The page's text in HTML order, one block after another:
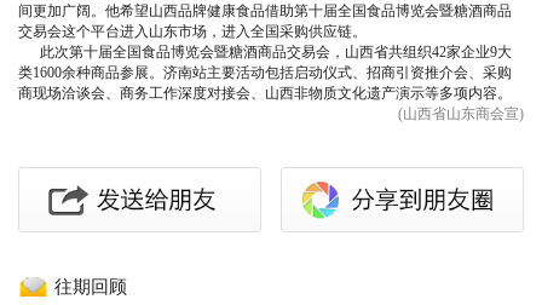
间更加广阔。他希望山西品牌健康食品借助第十届全国食品博览会暨糖酒商品
交易会这个平台进入山东市场，进入全国采购供应链。
此次第十届全国食品博览会暨糖酒商品交易会，山西省共组织42家企业9大
类1600余种商品参展。济南站主要活动包括启动仪式、招商引资推介会、采购
商现场洽谈会、商务工作深度对接会、山西非物质文化遗产演示等多项内容。
(山西省山东商会宣)
往期回顾